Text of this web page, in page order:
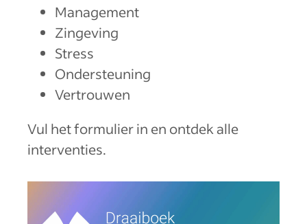
Management
Zingeving
Stress
Ondersteuning
Vertrouwen
Vul het formulier in en ontdek alle
interventies.